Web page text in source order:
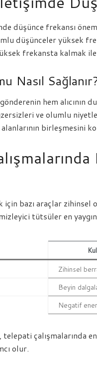
düşünce frekansı
düşünceler yüksek
frekansta kalmak
Nasıl
hem alıcının
ve olumlu
birleşmesini
bazı araçlar
tütsüler en
Zihinsel
Beyin
Negatif
telepati çalışmalarında
olur.